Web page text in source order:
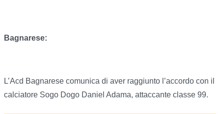
Bagnarese:
L’Acd Bagnarese comunica di aver raggiunto l’accordo con il
calciatore Sogo Dogo Daniel Adama, attaccante classe 99.